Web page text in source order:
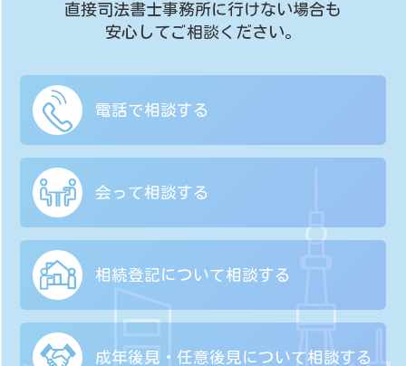
直接司法書士事務所に行けない場合も
安心してご相談ください。
電話で相談する
会って相談する
相続登記について相談する
成年後見・任意後見について相談する